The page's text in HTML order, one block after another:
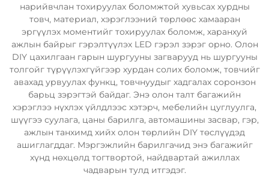
нарийвчлан тохируулах боломжтой хувьсах хурдны
товч, материал, хэрэглээний төрлөөс хамааран
эргүүлэх моментийг тохируулах боломж, харанхуй
ажлын байрыг гэрэлтүүлэх LED гэрэл зэрэг орно. Олон
DIY цахилгаан гарын шургууны загварууд нь шургууны
толгойг түрүүлэхгүйгээр хурдан солих боломж, товчийг
авахад урвуулах функц, товчнуудыг хадгалах соронзон
барьц зэрэгтэй байдаг. Энэ олон талт багажийн
хэрэглээ нүхлэх үйлдлээс хэтэрч, мебелийн цуглуулга,
шүүгээ суулага, цаны барилга, автомашины засвар, гэр,
ажлын танхимд хийх олон төрлийн DIY төслүүдэд
ашиглагддаг. Мэргэжлийн барилгачид энэ багажийг
хүнд нөхцөлд тогтвортой, найдвартай ажиллах
чадварын тулд итгэдэг.